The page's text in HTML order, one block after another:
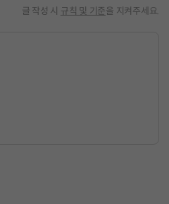
글 작성 시 규칙 및 기준을 지켜주세요.